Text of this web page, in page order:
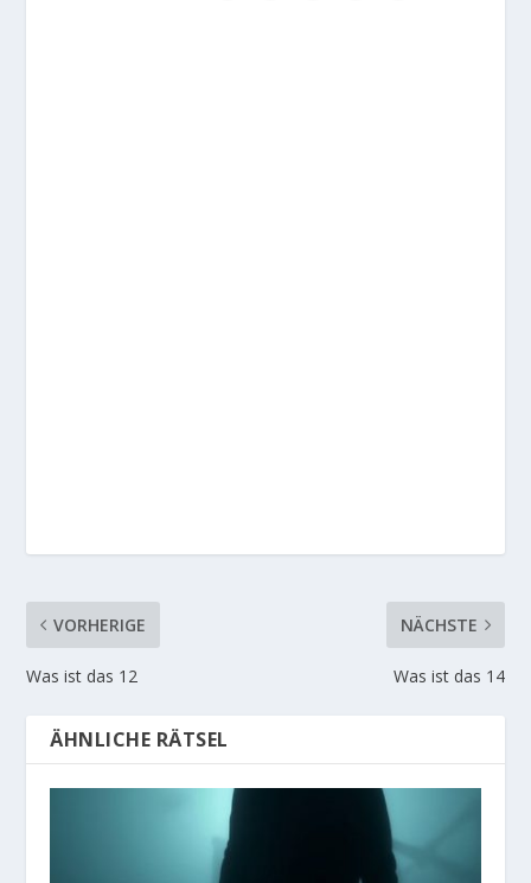
VORHERIGE
Was ist das 12
NÄCHSTE
Was ist das 14
ÄHNLICHE RÄTSEL